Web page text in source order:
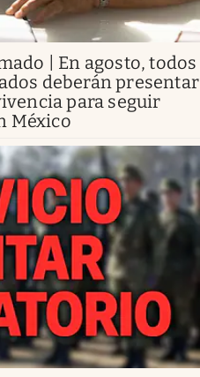
| En agosto, todos
deberán presentar
para seguir
México